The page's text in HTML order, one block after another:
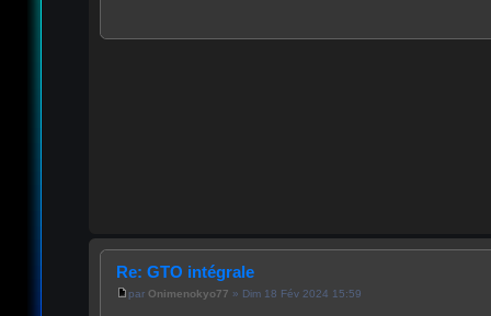
Re: GTO intégrale
par Onimenokyo77 » Dim 18 Fév 2024 15:59